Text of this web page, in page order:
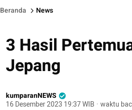
Beranda News
3 Hasil
Jepang
kumparanNEWS
16 Desember 2023 19:37 WIB · waktu